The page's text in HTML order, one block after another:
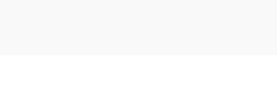
Les chamans s'en servent